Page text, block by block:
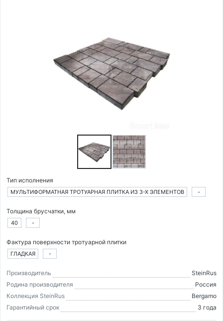
Тип исполнения
МУЛЬТИФОРМАТНАЯ ТРОТУАРНАЯ ПЛИТКА ИЗ 3-Х ЭЛЕМЕНТОВ -
Толщина брусчатки, мм
40 -
Фактура поверхности тротуарной плитки
ГЛАДКАЯ -
Производитель
SteinRus
Родина производителя
Россия
Коллекция SteinRus
Bergamo
Гарантийный срок
3 года